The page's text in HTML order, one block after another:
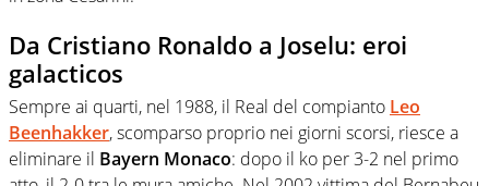
Da Cristiano Ronaldo a Joselu: eroi
galacticos
Sempre ai quarti, nel 1988, il Real del compianto Leo
Beenhakker, scomparso proprio nei giorni scorsi, riesce a
eliminare il Bayern Monaco: dopo il ko per 3-2 nel primo